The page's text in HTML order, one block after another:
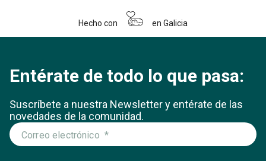
Hecho con en Galicia
Entérate de todo lo que pasa:
Suscríbete a nuestra Newsletter y entérate de las
novedades de la comunidad.